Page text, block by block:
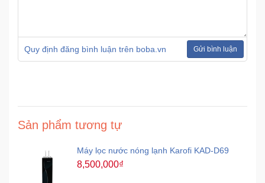
Quy định đăng bình luận trên boba.vn Gửi bình luận
Sản phẩm tương tự
Máy lọc nước nóng lạnh Karofi KAD-D69
8,500,000₫